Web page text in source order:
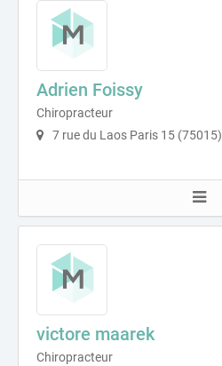
Adrien Foissy
Chiropracteur
7 rue du Laos Paris 15 (75015)
victore maarek
Chiropracteur